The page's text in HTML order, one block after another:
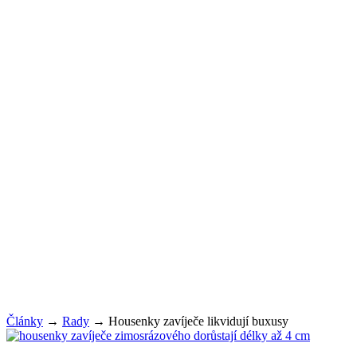
Články → Rady → Housenky zavíječe likvidují buxusy